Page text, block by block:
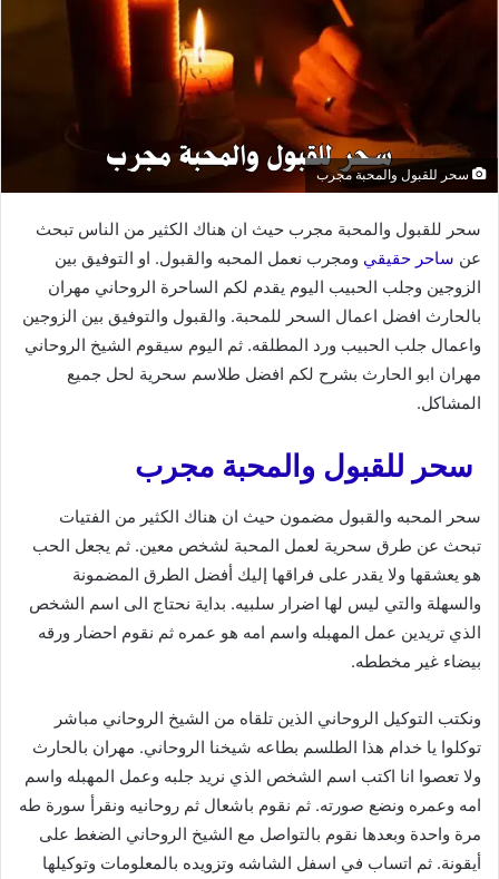
سحر للقبول والمحبة مجرب
سحر للقبول والمحبة مجرب حيث ان هناك الكثير من الناس تبحث
عن ساحر حقيقي ومجرب نعمل المحبه والقبول. او التوفيق بين
الزوجين وجلب الحبيب اليوم يقدم لكم الساحرة الروحاني مهران
بالحارث افضل اعمال السحر للمحبة. والقبول والتوفيق بين الزوجين
واعمال جلب الحبيب ورد المطلقه. ثم اليوم سيقوم الشيخ الروحاني
مهران ابو الحارث بشرح لكم افضل طلاسم سحرية لحل جميع
المشاكل.
سحر للقبول والمحبة مجرب
سحر المحبه والقبول مضمون حيث ان هناك الكثير من الفتيات
تبحث عن طرق سحرية لعمل المحبة لشخص معين. ثم يجعل الحب
هو يعشقها ولا يقدر على فراقها إليك أفضل الطرق المضمونة
والسهلة والتي ليس لها اضرار سلبيه. بداية نحتاج الى اسم الشخص
الذي تريدين عمل المهبله واسم امه هو عمره ثم نقوم احضار ورقه
بيضاء غير مخططه.
ونكتب التوكيل الروحاني الذين تلقاه من الشيخ الروحاني مباشر
توكلوا يا خدام هذا الطلسم بطاعه شيخنا الروحاني. مهران بالحارث
ولا تعصوا انا اكتب اسم الشخص الذي نريد جلبه وعمل المهبله واسم
امه وعمره ونضع صورته. ثم نقوم باشعال ثم روحانيه ونقرأ سورة طه
مرة واحدة وبعدها نقوم بالتواصل مع الشيخ الروحاني الضغط على
أيقونة. ثم اتساب في اسفل الشاشه وتزويده بالمعلومات وتوكيلها